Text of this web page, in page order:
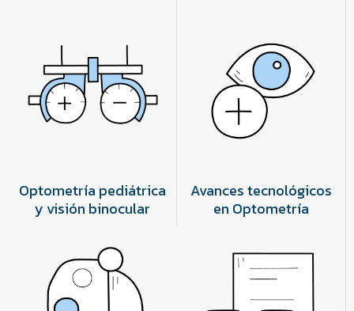
Optometría pediátrica
y visión binocular
Avances tecnológicos
en Optometría